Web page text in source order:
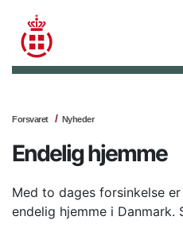
Forsvaret Nyheder
Endelig hjemme
Med to dages forsinkelse
endelig hjemme i Danmark.